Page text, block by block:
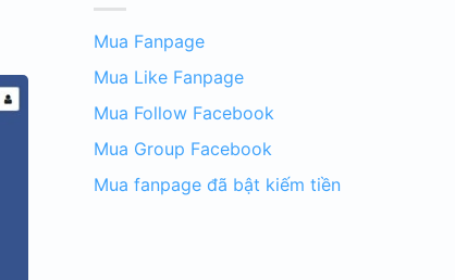
Mua Fanpage
Mua Like Fanpage
Mua Follow Facebook
Mua Group Facebook
Mua fanpage đã bật kiếm tiền